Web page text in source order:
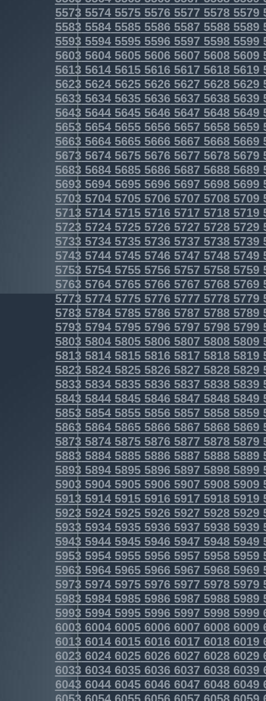
5573557455755576557755785579
5583558455855586558755885589
5593559455955596559755985599
5603560456055606560756085609
5613561456155616561756185619
5623562456255626562756285629
5633563456355636563756385639
5643564456455646564756485649
5653565456555656565756585659
5663566456655666566756685669
5673567456755676567756785679
5683568456855686568756885689
5693569456955696569756985699
5703570457055706570757085709
5713571457155716571757185719
5723572457255726572757285729
5733573457355736573757385739
5743574457455746574757485749
5753575457555756575757585759
5763576457655766576757685769
5773577457755776577757785779
5783578457855786578757885789
5793579457955796579757985799
5803580458055806580758085809
5813581458155816581758185819
5823582458255826582758285829
5833583458355836583758385839
5843584458455846584758485849
5853585458555856585758585859
5863586458655866586758685869
5873587458755876587758785879
5883588458855886588758885889
5893589458955896589758985899
5903590459055906590759085909
5913591459155916591759185919
5923592459255926592759285929
5933593459355936593759385939
5943594459455946594759485949
5953595459555956595759585959
5963596459655966596759685969
5973597459755976597759785979
5983598459855986598759885989
5993599459955996599759985999
6003600460056006600760086009
6013601460156016601760186019
6023602460256026602760286029
6033603460356036603760386039
6043604460456046604760486049